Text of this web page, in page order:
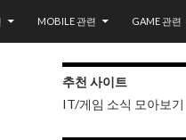
MOBILE 관련 GAME 관련
추천 사이트
IT/게임 소식 모아보기